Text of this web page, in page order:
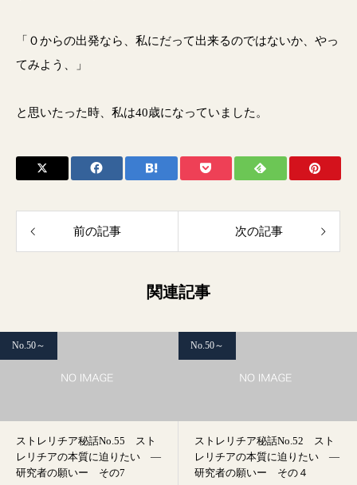
「０からの出発なら、私にだって出来るのではないか、やっ
てみよう、」
と思いたった時、私は40歳になっていました。
前の記事 次の記事
関連記事
No.50～
ストレリチア秘話No.55 スト
レリチアの本質に迫りたい ―
研究者の願いー その7
No.50～
ストレリチア秘話No.52 スト
レリチアの本質に迫りたい ―
研究者の願いー その４